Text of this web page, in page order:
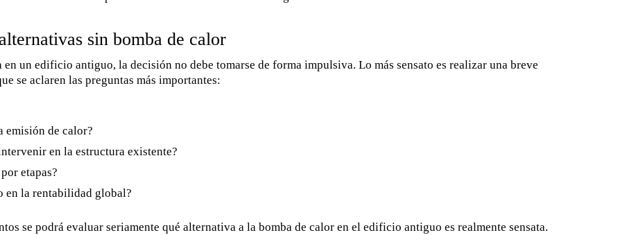
sin bomba de calor
en un edificio antiguo, la decisión no debe tomarse de forma impulsiva. Lo más sensato es realizar una breve
se aclaren las preguntas más importantes:
emisión de calor?
en la estructura existente?
etapas?
en la rentabilidad global?
se podrá evaluar seriamente qué alternativa a la bomba de calor en el edificio antiguo es realmente sensata.